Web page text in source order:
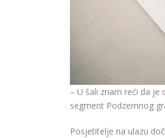
– U šali znam reći da
segment Podzemnog
Posjetitelje na ulazu